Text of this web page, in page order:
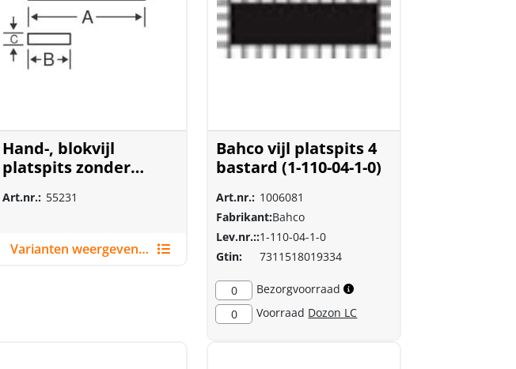
Hand-, blokvijl
platspits zonder
Art.nr.: 55231
Varianten weergeven (16)
Bahco vijl platspits 4
bastard (1-110-04-1-0)
Art.nr.: 1006081
Fabrikant:Bahco
Lev.nr.::1-110-04-1-0
Gtin:
7311518019334
0
Bezorgvoorraad
0
Voorraad Dozon LC